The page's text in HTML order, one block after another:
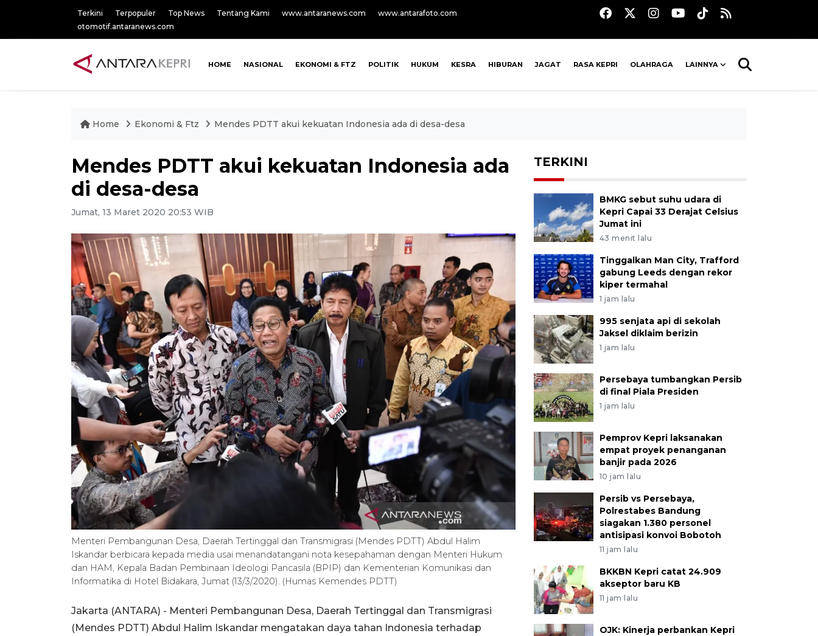
Terkini Terpopuler Top News Tentang Kami www.antaranews.com
www.antarafoto.com
otomotif.antaranews.com
HOME NASIONAL EKONOMI & FTZ POLITIK HUKUM KESRA HIBURAN JAGAT RASA KEPRI OLAHRAGA LAINNYA
Home Ekonomi & Ftz Mendes PDTT akui kekuatan Indonesia ada di desa-desa
Mendes PDTT akui kekuatan Indonesia ada
di desa-desa
Jumat, 13 Maret 2020 20:53 WIB
Menteri Pembangunan Desa, Daerah Tertinggal dan Transmigrasi (Mendes PDTT) Abdul Halim
Iskandar berbicara kepada media usai menandatangani nota kesepahaman dengan Menteri Hukum
dan HAM, Kepala Badan Pembinaan Ideologi Pancasila (BPIP) dan Kementerian Komunikasi dan
Informatika di Hotel Bidakara, Jumat (13/3/2020). (Humas Kemendes PDTT)
Jakarta (ANTARA) - Menteri Pembangunan Desa, Daerah Tertinggal dan Transmigrasi
(Mendes PDTT) Abdul Halim Iskandar mengatakan daya tahan Indonesia terhadap
TERKINI
BMKG sebut suhu udara di
Kepri Capai 33 Derajat Celsius
Jumat ini
43 menit lalu
Tinggalkan Man City, Trafford
gabung Leeds dengan rekor
kiper termahal
1 jam lalu
995 senjata api di sekolah
Jaksel diklaim berizin
1 jam lalu
Persebaya tumbangkan Persib
di final Piala Presiden
1 jam lalu
Pemprov Kepri laksanakan
empat proyek penanganan
banjir pada 2026
10 jam lalu
Persib vs Persebaya,
Polrestabes Bandung
siagakan 1.380 personel
antisipasi konvoi Bobotoh
11 jam lalu
BKKBN Kepri catat 24.909
akseptor baru KB
11 jam lalu
OJK: Kinerja perbankan Kepri